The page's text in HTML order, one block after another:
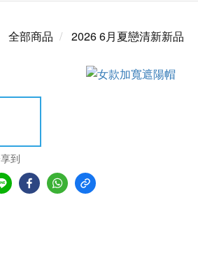
全部商品 2026 6月夏戀清新新品
到